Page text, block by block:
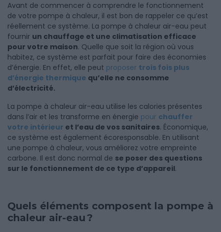
Avant de commencer à comprendre le fonctionnement
de votre pompe à chaleur, il est bon de rappeler ce qu’est
réellement ce système. La pompe à chaleur air-eau peut
fournir un chauffage et une climatisation efficace
pour votre maison. Quelle que soit la région où vous
habitez, ce système est parfait pour faire des économies
d’énergie. En effet, elle peut proposer trois fois plus
d’énergie thermique qu’elle ne consomme
d’électricité.
La pompe à chaleur air-eau utilise les calories présentes
dans l’air et les transforme en énergie pour chauffer
votre intérieur et l’eau de vos sanitaires. Économique,
ce système est également écoresponsable. En utilisant
une pompe à chaleur, vous améliorez votre empreinte
carbone. Il est donc normal de se poser des questions
sur le fonctionnement de ce type d’appareil.
Quels éléments composent la pompe à
chaleur air-eau ?